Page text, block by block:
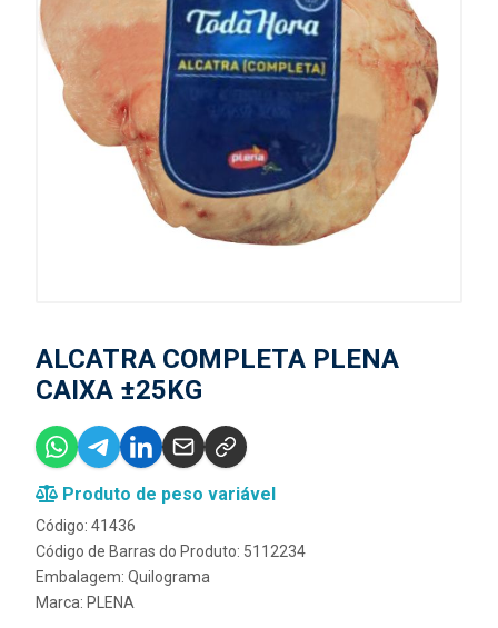
ALCATRA COMPLETA PLENA
CAIXA ±25KG
Produto de peso variável
Código: 41436
Código de Barras do Produto: 5112234
Embalagem: Quilograma
Marca: PLENA